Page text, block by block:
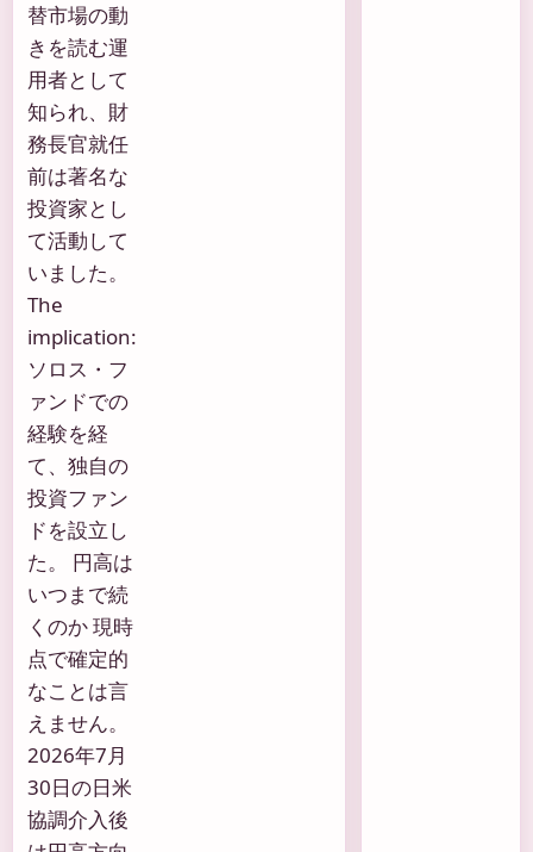
替市場の動
きを読む運
用者として
知られ、財
務長官就任
前は著名な
投資家とし
て活動して
いました。
The
implication:
ソロス・フ
ァンドでの
経験を経
て、独自の
投資ファン
ドを設立し
た。 円高は
いつまで続
くのか 現時
点で確定的
なことは言
えません。
2026年7月
30日の日米
協調介入後